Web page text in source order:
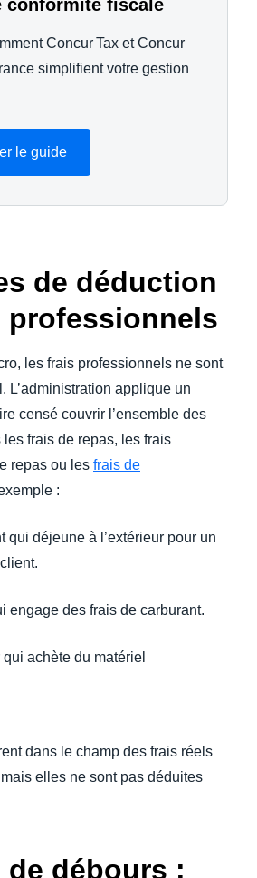
conformité fiscale
Concur Tax et Concur
simplifient votre gestion
le guide
de déduction
professionnels
les frais professionnels ne sont
L’administration applique un
censé couvrir l’ensemble des
frais de repas, les frais
repas ou les frais de
:
qui déjeune à l’extérieur pour un
engage des frais de carburant.
achète du matériel
dans le champ des frais réels
elles ne sont pas déduites
de débours :